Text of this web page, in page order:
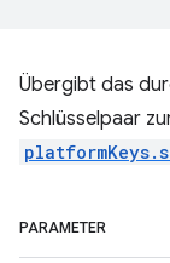
Übergibt das
Schlüsselpaar
PARAMETER